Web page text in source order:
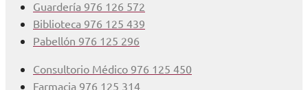
Guardería 976 126 572
Biblioteca 976 125 439
Pabellón 976 125 296
Consultorio Médico 976 125 450
Farmacia 976 125 314